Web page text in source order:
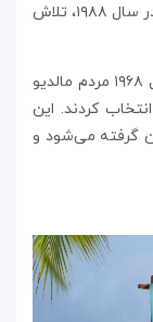
روز پیروزی: روز شکست نیروهای سریلانکا که در سال ١٩٨٨، تلاش
روز ملی: طبق رفراندومی در روز یاده نوامبر سال ١٩۶٨ مردم مالدیو
کردند. این
گرفته می‌شود و